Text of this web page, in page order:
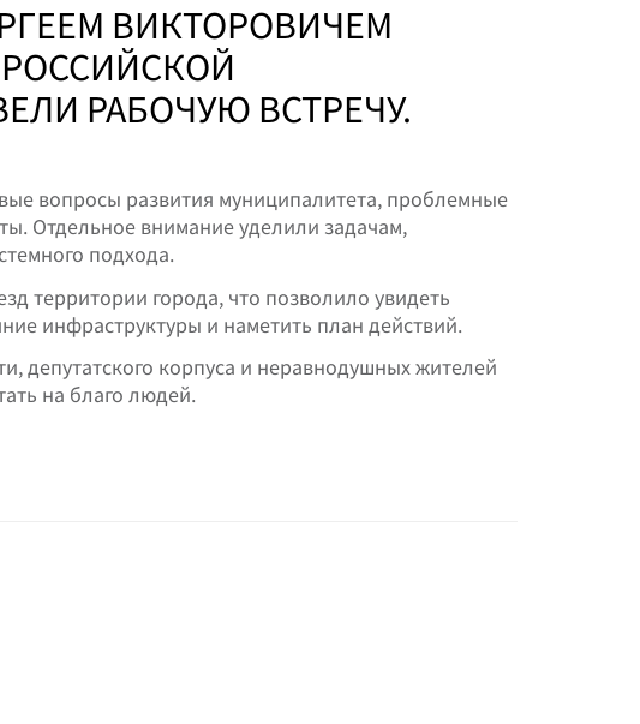
ВИКТОРОВИЧЕМ
РАБОЧУЮ ВСТРЕЧУ.
вопросы развития муниципалитета, проблемные
Отдельное внимание уделили задачам,
подхода.
территории города, что позволило увидеть
инфраструктуры и наметить план действий.
депутатского корпуса и неравнодушных жителей
на благо людей.